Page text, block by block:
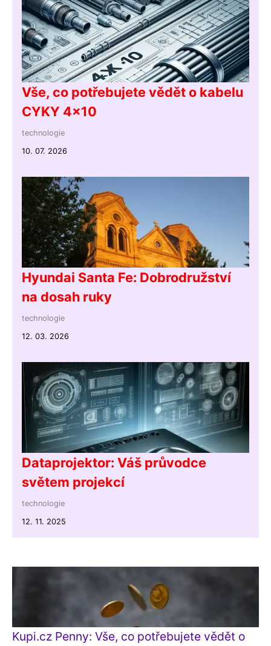
Vše, co potřebujete vědět o kabelu
CYKY 4x10
technologie
10. 07. 2026
Hyundai Santa Fe: Dobrodružství
na dosah ruky
technologie
12. 03. 2026
Dataprojektor: Váš průvodce
světem projekcí
technologie
12. 11. 2025
Kupi.cz Penny: Vše, co potřebujete vědět o